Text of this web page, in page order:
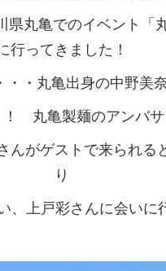
県丸亀でのイベント「
行ってきました！
・・丸亀出身の中野美
！ 丸亀製麺のアンバ
んがゲストで来られる
り
、上戸彩さんに会いに